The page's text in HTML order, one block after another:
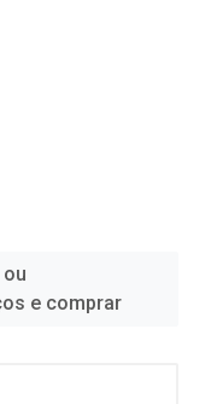
e comprar